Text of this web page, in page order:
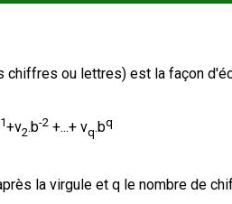
ou lettres) est la façon
+v2.b-2 +...+ vq.bq
la virgule et q le nombre de